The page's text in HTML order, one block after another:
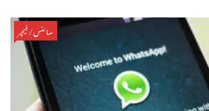
سائنس/فیچر